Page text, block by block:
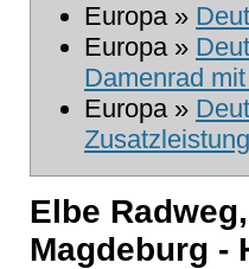
Europa »
Europa »
Damenrad
Europa »
Elbe
Magdeburg -